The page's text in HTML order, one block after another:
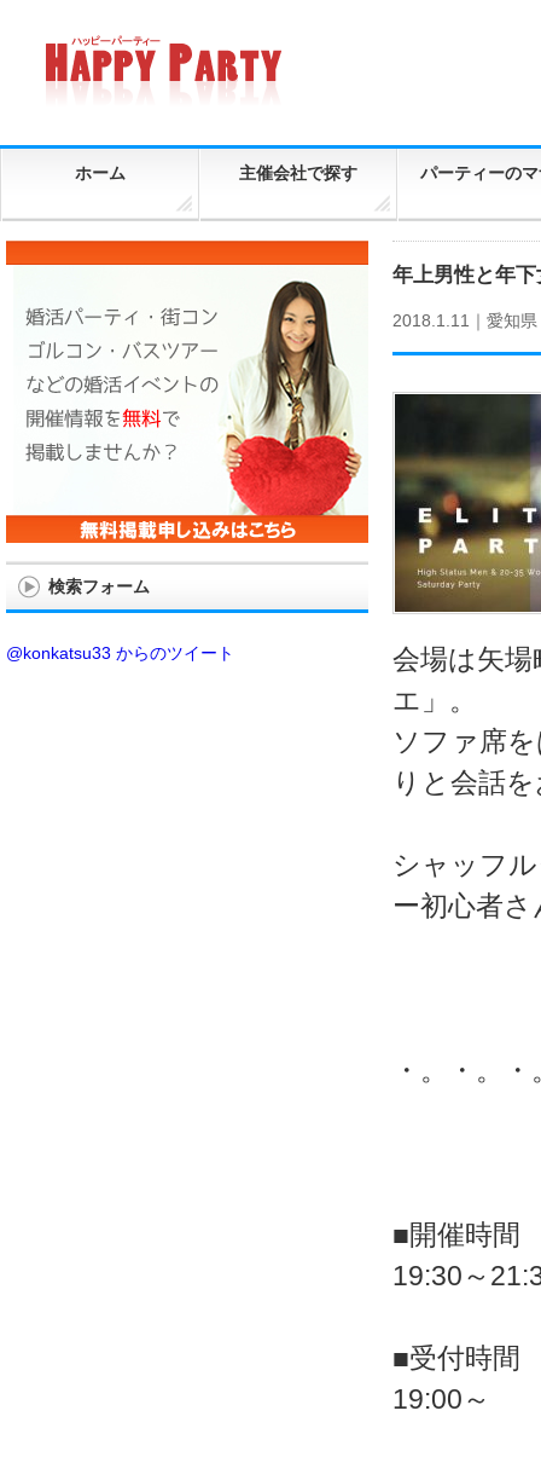
ホーム 主催会社で探す パーティーの
年上男性と年
2018.1.11｜ 愛知県
会場は矢
エ」。
ソファ席
りと会話
シャッフ
ー初心者
・。・。
■開催時間
19:30～
■受付時間
19:00～
検索フォーム
@konkatsu33 からのツイート